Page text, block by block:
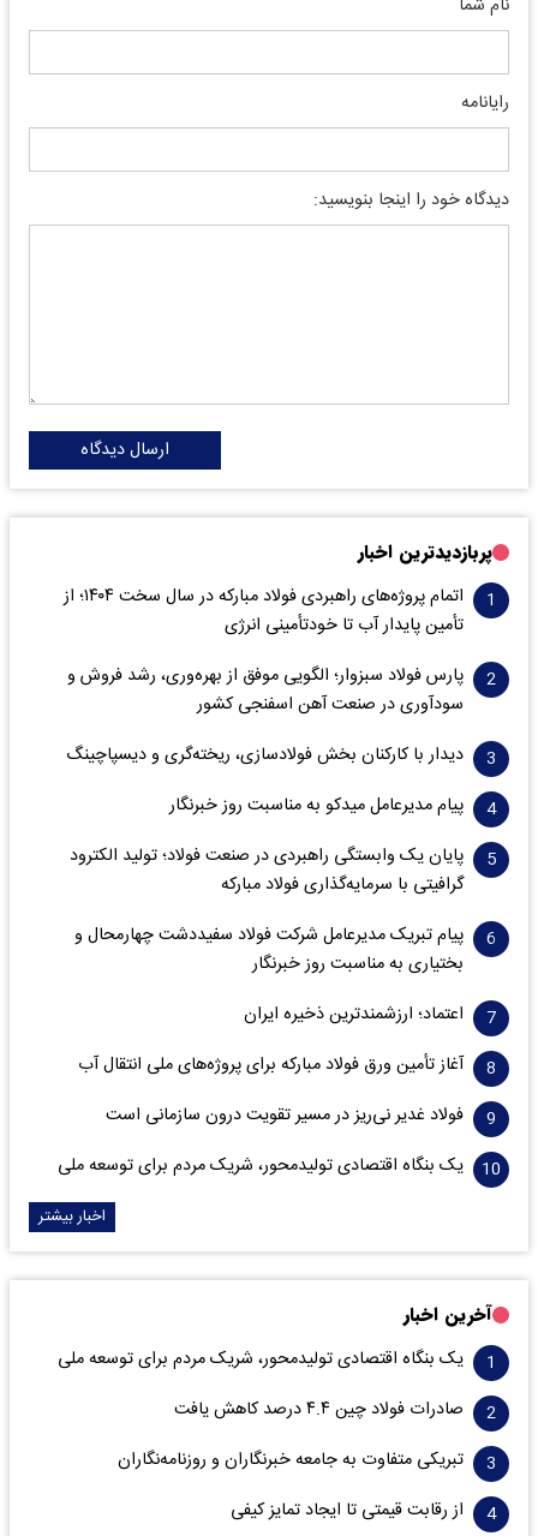
نام شما
رایانامه
دیدگاه خود را اینجا بنویسید:
ارسال دیدگاه
پربازدیدترین اخبار
اتمام پروژه‌های راهبردی فولاد مبارکه در سال سخت ۱۴۰۴؛ از
تأمین پایدار آب تا خودتأمینی انرژی
پارس فولاد سبزوار؛ الگویی موفق از بهره‌وری، رشد فروش و
سود‌آوری در صنعت آهن اسفنجی کشور
دیدار با کارکنان بخش فولادسازی، ریخته‌گری و دیسپاچینگ
پیام مدیرعامل میدکو به مناسبت روز خبرنگار
پایان یک وابستگی راهبردی در صنعت فولاد؛ تولید الکترود
گرافیتی با سرمایه‌گذاری فولاد مبارکه
پیام تبریک مدیرعامل شرکت فولاد سفیددشت چهارمحال و
بختیاری به مناسبت روز خبرنگار
اعتماد؛ ارزشمندترین ذخیره ایران
آغاز تأمین ورق فولاد مبارکه برای پروژه‌های ملی انتقال آب
فولاد غدیر نی‌ریز در مسیر تقویت درون سازمانی است
یک بنگاه اقتصادی تولیدمحور، شریک مردم برای توسعه ملی
اخبار بیشتر
آخرین اخبار
یک بنگاه اقتصادی تولیدمحور، شریک مردم برای توسعه ملی
صادرات فولاد چین ۴.۴ درصد کاهش یافت
تبریکی متفاوت به جامعه خبرنگاران و روزنامه‌نگاران
از رقابت قیمتی تا ایجاد تمایز کیفی